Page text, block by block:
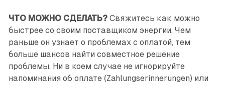
ЧТО МОЖНО СДЕЛАТЬ?Свяжитесь как можно
быстрее со своим поставщиком энергии. Чем
раньше он узнает о проблемах с оплатой, тем
больше шансов найти совместное решение
проблемы. Ни в коем случае не игнорируйте
напоминания об оплате (Zahlungserinnerungen) или